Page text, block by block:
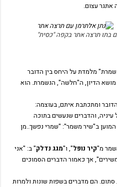
עצום.
בתו תרצה אתר בקפה "כסית"
מלמדת על היחס בין הדובר
מושא הדיון, ה"חלשה", הנשמרת. הוא
ומתכתבת איתם, בעוצמה:
עיניה, והדברים שנעשים בתוכה
המוען ב"שיר משמר": "שמרי נפשך..מן
מ"קיר נופל", ו"מגג נדלק" ב: "אני
אך כאמור הדברים הסמוכים
הם מדברים בשפות שונות ולמרות